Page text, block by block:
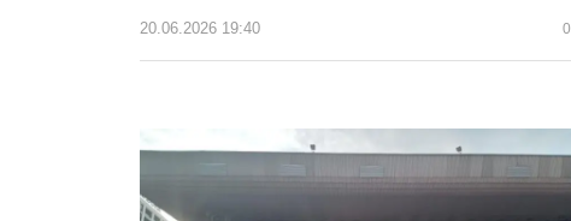
20.06.2026 19:40 0